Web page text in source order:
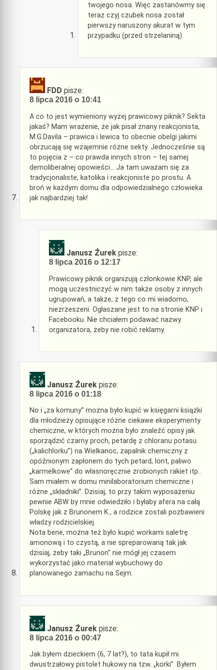
twojego nosa. Więc zastanówmy się
teraz czyj czubek nosa został
pierwszy naruszony akurat w tym
przypadku (przed strzelaniną).
FDD pisze:
8 lipca 2016 o 10:41
A co to jest wymieniony wyżej prawicowy piknik? Sekta
jakaś? Mam wrażenie, że jak pisał znany reakcjonista,
M.G.Davila – prawica i lewica to obecnie obelgi jakimi
obrzucają się wzajemnie różne sekty. Jednocześnie są
to pojęcia z – co prawda innych stron – tej samej
demoliberalnej opowieści… Ja tam uważam się za
tradycjonaliste, katolika i reakcjoniste po prostu. A
broń w każdym domu dla odpowiedzialnego człowieka
jak najbardziej tak!
Janusz Źurek pisze:
8 lipca 2016 o 12:17
Prawicowy piknik organizują członkowie KNP, ale
mogą uczestniczyć w nim także osoby z innych
ugrupowań, a także, z tego co mi wiadomo,
niezrzeszeni. Ogłaszane jest to na stronie KNP i
Facebooku. Nie chciałem podawać nazwy
organizatora, żeby nie robić reklamy.
Janusz Źurek pisze:
8 lipca 2016 o 01:18
No i „za komuny” można było kupić w księgarni książki
dla młodzieży opisujące różne ciekawe eksperymenty
chemiczne, w których można było znaleźć opisy jak
sporządzić czarny proch, petardę z chloranu potasu
(„kalichlorku”) na Wielkanoc, zapalnik chemiczny z
opóźnionym zapłonem do tych petard, lont, paliwo
„karmelkowe” do własnoręcznie zrobionych rakiet itp..
Sam miałem w domu minilaboratorium chemiczne i
różne „składniki”. Dzisiaj, to przy takim wyposażeniu
pewnie ABW by mnie odwiedziło i byłaby afera na całą
Polskę jak z Brunonem K., a rodzice zostali pozbawieni
władzy rodzicielskiej.
Nota bene, można też było kupić workami saletrę
amonową i to czystą, a nie spreparowaną tak jak
dzisiaj, żeby taki „Brunon” nie mógł jej czasem
wykorzystać jako materiał wybuchowy do
planowanego zamachu na Sejm.
Janusz Źurek pisze:
8 lipca 2016 o 00:47
Jak byłem dzieckiem (6, 7 lat?), to tata kupił mi
dwustrzałowy pistolet hukowy na tzw. „korki”. Byłem